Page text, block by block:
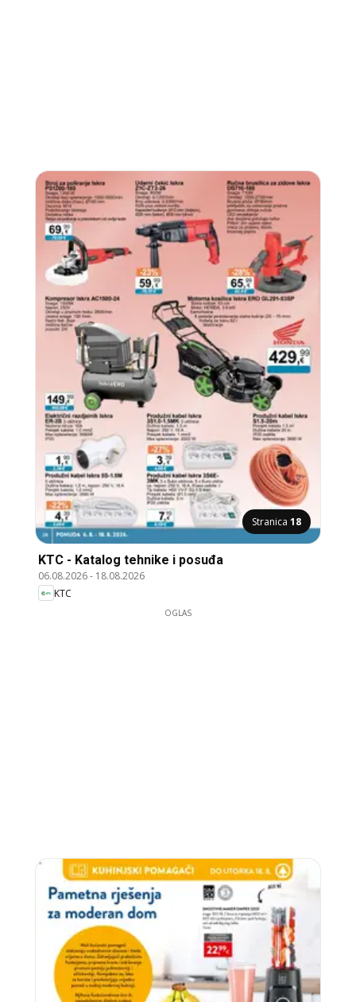
Stranica 18
KTC - Katalog tehnike i posuđa
06.08.2026- 18.08.2026
KTC
OGLAS